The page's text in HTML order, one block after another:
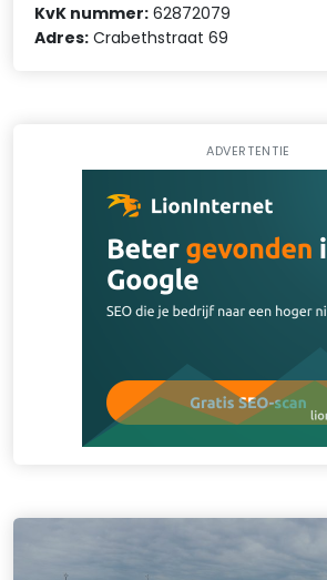
KvK nummer: 62872079
Adres: Crabethstraat 69
ADVERTENTIE